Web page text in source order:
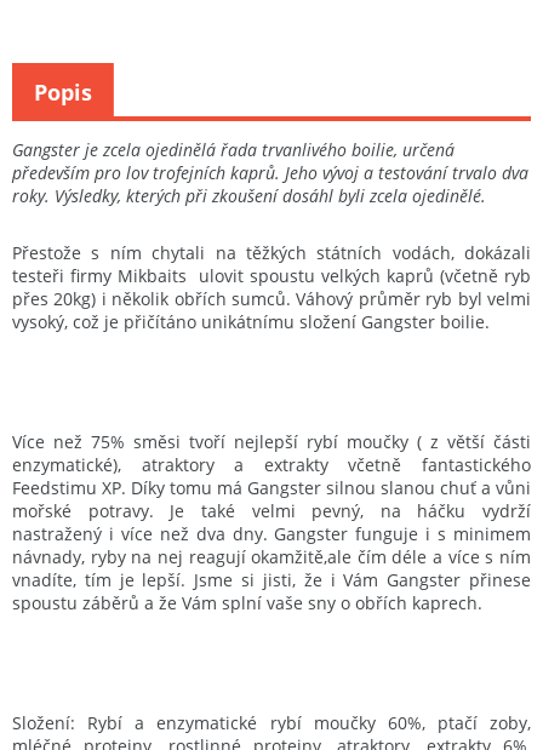
Gangster je zcela ojedinělá řada trvanlivého boilie, určená
především pro lov trofejních kaprů. Jeho vývoj a testování trvalo dva
roky. Výsledky, kterých při zkoušení dosáhl byli zcela ojedinělé.
Přestože s ním chytali na těžkých státních vodách, dokázali
testeři firmy Mikbaits ulovit spoustu velkých kaprů (včetně ryb
přes 20kg) i několik obřích sumců. Váhový průměr ryb byl velmi
vysoký, což je přičítáno unikátnímu složení Gangster boilie.
Více než 75% směsi tvoří nejlepší rybí moučky ( z větší části
enzymatické), atraktory a extrakty včetně fantastického
Feedstimu XP. Díky tomu má Gangster silnou slanou chuť a vůni
mořské potravy. Je také velmi pevný, na háčku vydrží
nastražený i více než dva dny. Gangster funguje i s minimem
návnady, ryby na nej reagují okamžitě,ale čím déle a více s ním
vnadíte, tím je lepší. Jsme si jisti, že i Vám Gangster přinese
spoustu záběrů a že Vám splní vaše sny o obřích kaprech.
Složení: Rybí a enzymatické rybí moučky 60%, ptačí zoby,
Popis